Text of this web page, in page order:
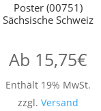
Poster (00751)
Sächsische Schweiz
Ab 15,75€
Enthält 19% MwSt.
zzgl. Versand